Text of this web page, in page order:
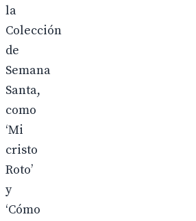
la
Colección
de
Semana
Santa,
como
‘Mi
cristo
Roto’
y
‘Cómo